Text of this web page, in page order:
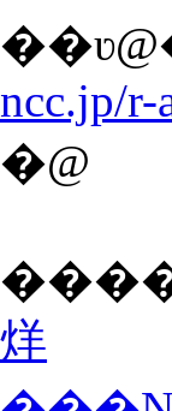
ncc.jp/r-
�@
烊